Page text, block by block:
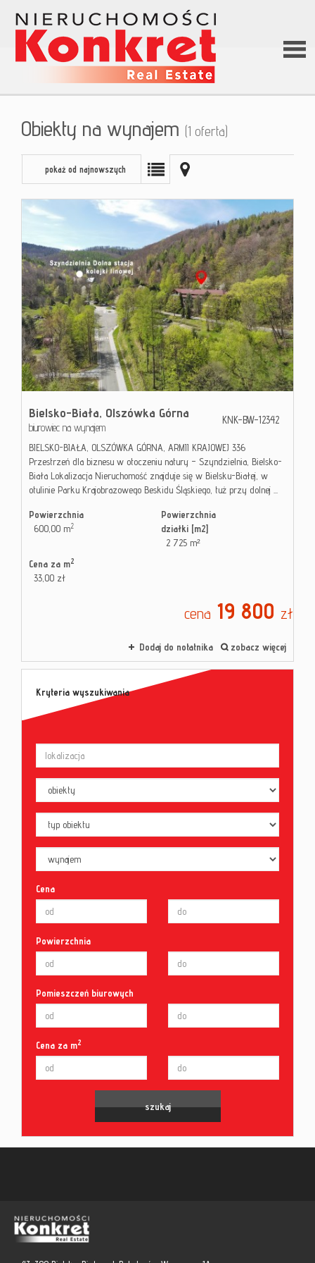
O
Blog
Obiekty na wynajem (1 oferta)
pokaż od najnowszych
Bielsko-Biała, Olszówka Górna
biurowiec na wynajem
KNK-BW-12342
BIELSKO-BIAŁA, OLSZÓWKA GÓRNA, ARMII KRAJOWEJ 336
Przestrzeń dla biznesu w otoczeniu natury – Szyndzielnia, Bielsko-
Biała Lokalizacja Nieruchomość znajduje się w Bielsku-Białej, w
otulinie Parku Krajobrazowego Beskidu Śląskiego, tuż przy dolnej ...
Powierzchnia
600,00 m2
Powierzchnia
działki [m2]
2 725 m²
Cena za m2
33,00 zł
cena 19 800 zł
Dodaj do notatnika zobacz więcej
Kryteria wyszukiwania
Cena
Powierzchnia
Pomieszczeń biurowych
Cena za m2